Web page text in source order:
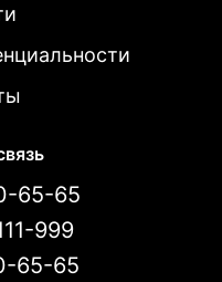
65-65
999
65-65